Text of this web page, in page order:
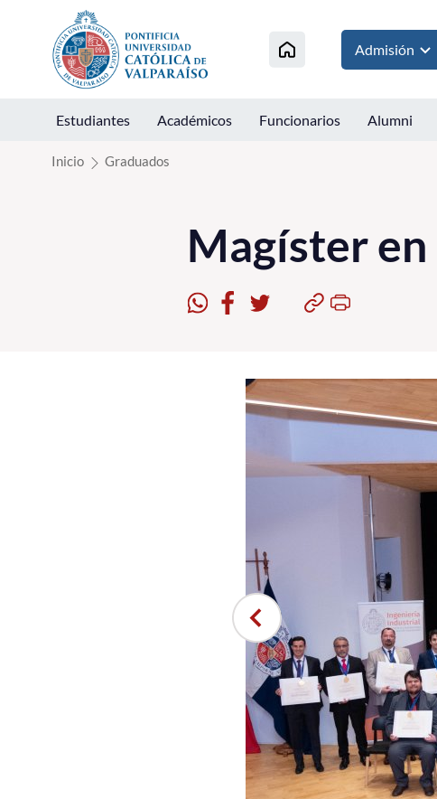
Click acá para ir directamente al contenido
Admisión
Estudiantes Académicos Funcionarios Alumni
Inicio Graduados
Magíster